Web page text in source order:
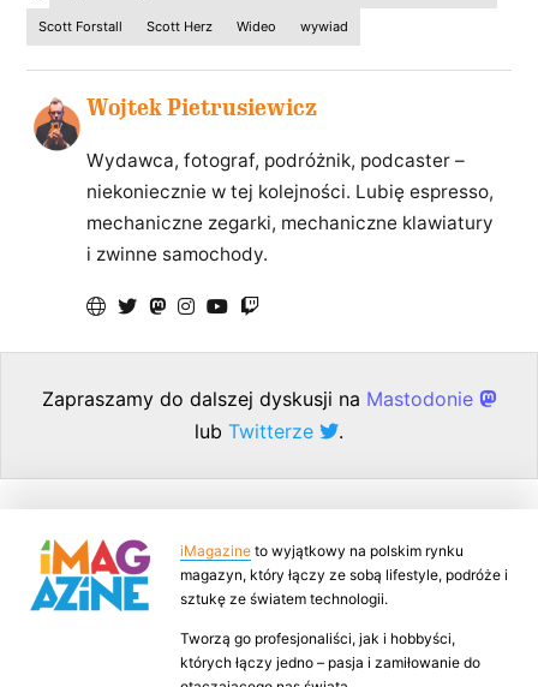
Scott Forstall Scott Herz Wideo wywiad
Wojtek Pietrusiewicz
Wydawca, fotograf, podróżnik, podcaster –
niekoniecznie w tej kolejności. Lubię espresso,
mechaniczne zegarki, mechaniczne klawiatury
i zwinne samochody.
Zapraszamy do dalszej dyskusji na Mastodonie
lub Twitterze .
iMagazine to wyjątkowy na polskim rynku
magazyn, który łączy ze sobą lifestyle, podróże i
sztukę ze światem technologii.
Tworzą go profesjonaliści, jak i hobbyści,
których łączy jedno – pasja i zamiłowanie do